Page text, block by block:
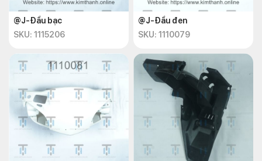
@J-Đầu bạc
SKU: 1115206
@J-Đầu đen
SKU: 1110079